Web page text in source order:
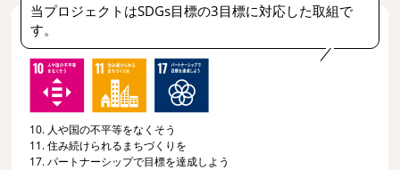
当プロジェクトはSDGs目標の3目標に対応した取組で
す。
10. 人や国の不平等をなくそう
11. 住み続けられるまちづくりを
17. パートナーシップで目標を達成しよう